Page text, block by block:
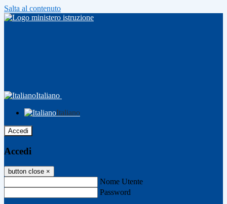
Salta al contenuto
Italiano
Italiano
Accedi
Accedi
button close ×
Nome Utente
Password